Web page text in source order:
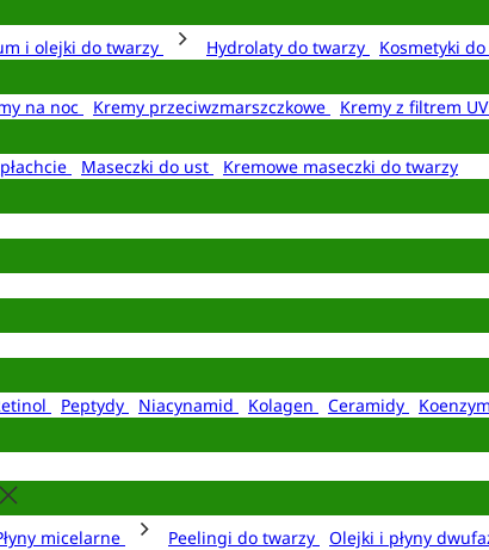
i olejki do twarzy Hydrolaty do twarzy Kosmetyki do
na noc Kremy przeciwzmarszczkowe Kremy z filtrem
Maseczki do ust
Kremowe maseczki do twarzy
Peptydy Niacynamid Kolagen Ceramidy
micelarne Peelingi do twarzy Olejki i płyny